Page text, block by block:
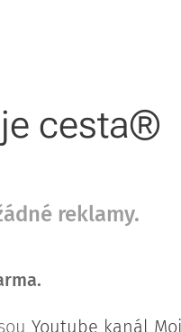
cesta®
reklamy.
Youtube kanál